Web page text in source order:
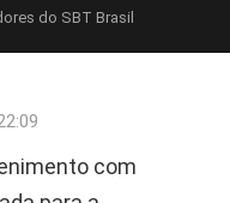
do SBT Brasil
com